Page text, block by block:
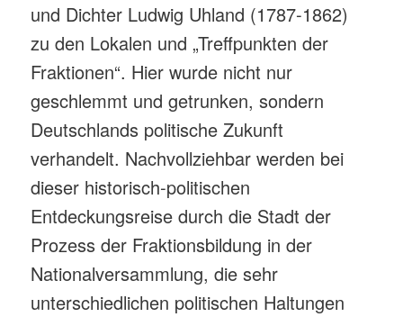
und Dichter Ludwig Uhland (1787-1862)
zu den Lokalen und „Treffpunkten der
Fraktionen“. Hier wurde nicht nur
geschlemmt und getrunken, sondern
Deutschlands politische Zukunft
verhandelt. Nachvollziehbar werden bei
dieser historisch-politischen
Entdeckungsreise durch die Stadt der
Prozess der Fraktionsbildung in der
Nationalversammlung, die sehr
unterschiedlichen politischen Haltungen